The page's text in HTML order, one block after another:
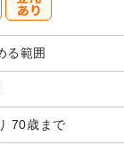
る範囲
70歳まで